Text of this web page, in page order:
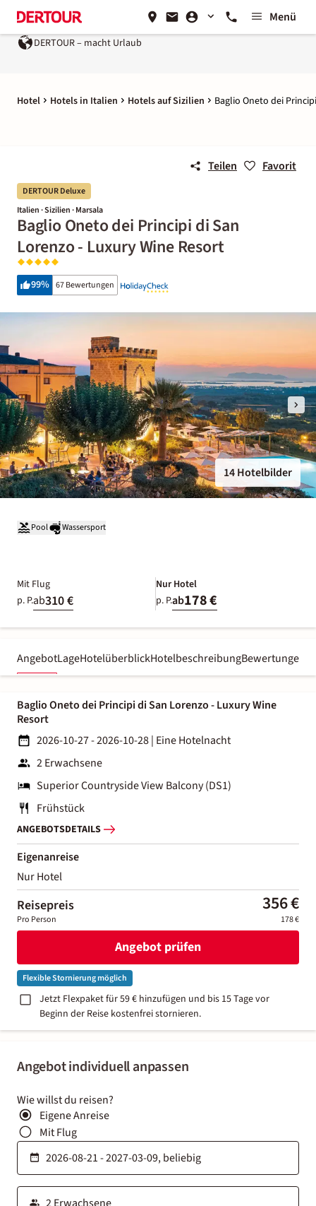
Menü
DERTOUR – macht Urlaub
Hotel Hotels in Italien Hotels auf Sizilien Baglio Oneto dei
Teilen Favorit
DERTOUR Deluxe
Italien · Sizilien · Marsala
Baglio Oneto dei Principi di San
Lorenzo - Luxury Wine Resort
99% 67 Bewertungen
14 Hotelbilder
Pool Wassersport
Mit Flug
p. P.ab310 €
Nur Hotel
p. P.ab178 €
AngebotLageHotelüberblickHotelbeschreibungBewertungen
Angebot individuell anpassen
Wie willst du reisen?
Eigene Anreise
Mit Flug
Baglio Oneto dei Principi di San Lorenzo - Luxury Wine
Resort
2026-10-27 - 2026-10-28| Eine Hotelnacht
2 Erwachsene
Superior Countryside View Balcony (DS1)
Frühstück
ANGEBOTSDETAILS
Eigenanreise
Nur Hotel
Reisepreis 356 €
Pro Person 178 €
Angebot prüfen
Flexible Stornierung möglich
Jetzt Flexpaket für 59 € hinzufügen und bis 15 Tage vor
Beginn der Reise kostenfrei stornieren.